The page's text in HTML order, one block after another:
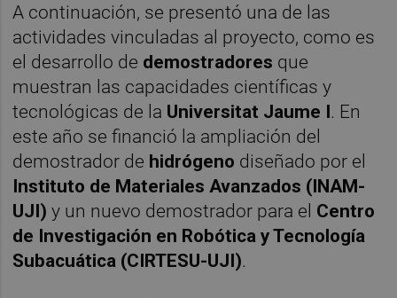
A continuación, se presentó una de las
actividades vinculadas al proyecto, como es
el desarrollo de demostradores que
muestran las capacidades científicas y
tecnológicas de la Universitat Jaume I. En
este año se financió la ampliación del
demostrador de hidrógeno diseñado por el
Instituto de Materiales Avanzados (INAM-
UJI) y un nuevo demostrador para el Centro
de Investigación en Robótica y Tecnología
Subacuática (CIRTESU-UJI).